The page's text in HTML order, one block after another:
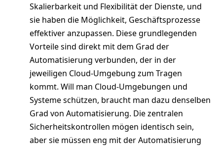
Skalierbarkeit und Flexibilität der Dienste, und
sie haben die Möglichkeit, Geschäftsprozesse
effektiver anzupassen. Diese grundlegenden
Vorteile sind direkt mit dem Grad der
Automatisierung verbunden, der in der
jeweiligen Cloud-Umgebung zum Tragen
kommt. Will man Cloud-Umgebungen und
Systeme schützen, braucht man dazu denselben
Grad von Automatisierung. Die zentralen
Sicherheitskontrollen mögen identisch sein,
aber sie müssen eng mit der Automatisierung